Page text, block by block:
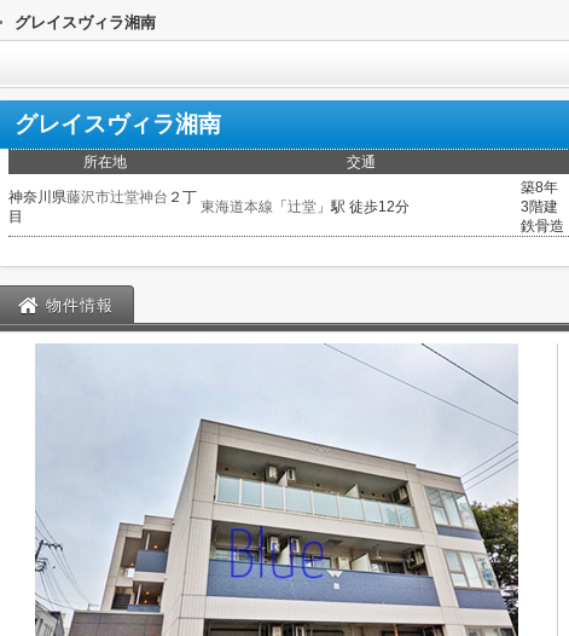
グレイスヴィラ湘南
グレイスヴィラ湘南
所在地 交通
神奈川県藤沢市辻堂神台 ２丁
目
東海道本線 「 辻堂 」駅 徒歩12分
築8年
3階建
鉄骨造
物件情報